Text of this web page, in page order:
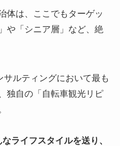
体は、ここでもターゲッ
や「シニア層」など、絶
ルティングにおいて最も
独自の「自転車観光リピ
ライフスタイルを送り、